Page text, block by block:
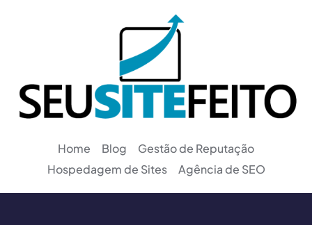
Home Blog
Gestão de Reputação
Hospedagem de Sites
Agência de SEO